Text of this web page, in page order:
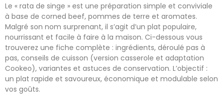
Le « rata de singe » est une préparation simple et conviviale
à base de corned beef, pommes de terre et aromates.
Malgré son nom surprenant, il s’agit d’un plat populaire,
nourrissant et facile à faire à la maison. Ci-dessous vous
trouverez une fiche complète : ingrédients, déroulé pas à
pas, conseils de cuisson (version casserole et adaptation
Cookeo), variantes et astuces de conservation. L’objectif :
un plat rapide et savoureux, économique et modulable selon
vos goûts.